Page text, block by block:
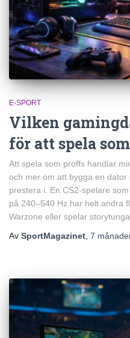
E-SPORT
Vilken
för att spela
Att spela som proffs handlar
och mer om att bygga en
prestera i. En CS2-spelare
på 240–540 Hz har helt andra
Warzone eller spelar
Av SportMagazinet 7